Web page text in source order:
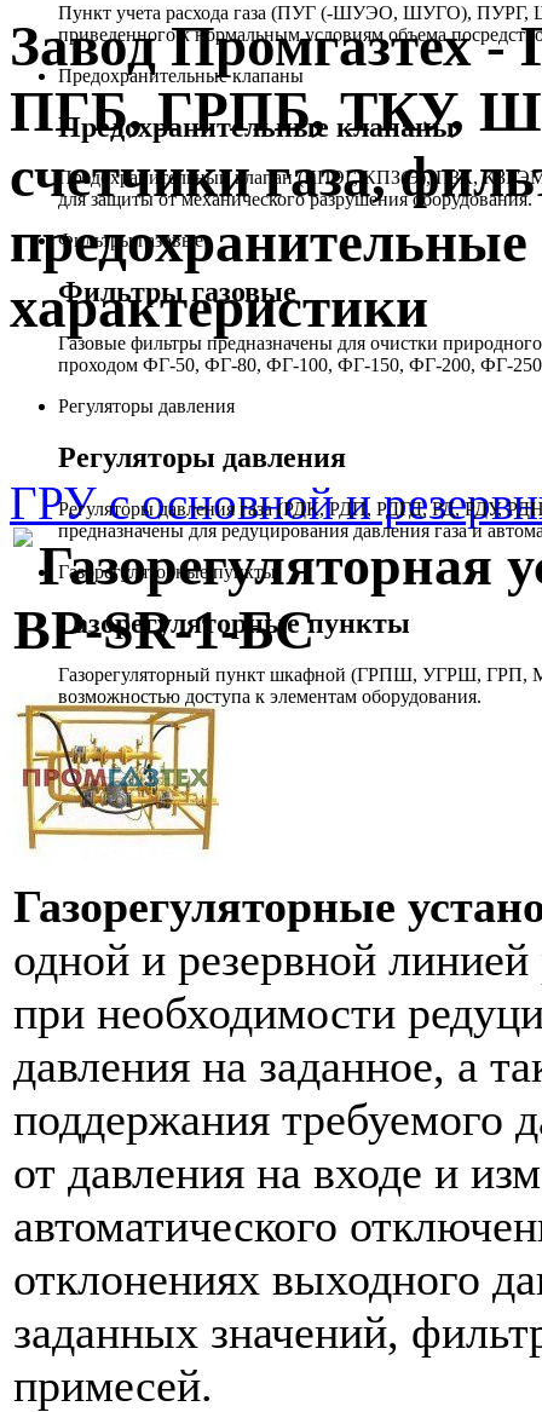
Пункт учета расхода газа (ПУГ (-ШУЭО, ШУГО), ПУРГ,
приведенного к нормальным условиям объема
Предохранительные клапаны
Предохранительные клапаны
Предохранительный клапан (КПЭГ, КПЗ(Э), ПЗК,
для защиты от механического разрушения оборудования.
Фильтры газовые
Фильтры газовые
Газовые фильтры предназначены для очистки
проходом ФГ-50, ФГ-80, ФГ-100, ФГ-150, ФГ-200, ФГ-
Регуляторы давления
Регуляторы давления
Регуляторы давления газа (РДК, РДП, РДГД, РД, РДУ,
предназначены для редуцирования давления газа и
Газорегуляторные пункты
Газорегуляторные пункты
Газорегуляторный пункт шкафной (ГРПШ, УГРШ, ГРП,
возможностью доступа к элементам оборудования.
Завод
ПГБ, ГРПБ, ТКУ,
счетчики газа,
характеристики
ГРУ с основной и
Газорегуляторная
ВР-SR-1-БС
Газорегуляторные
одной и резервной
при необходимости
давления на заданное, а
поддержания требуемого
от давления на входе и
автоматического
отклонениях выходного
заданных значений,
примесей.